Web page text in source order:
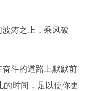
涛之上，乘风破
斗的道路上默默前
时间，足以使你更